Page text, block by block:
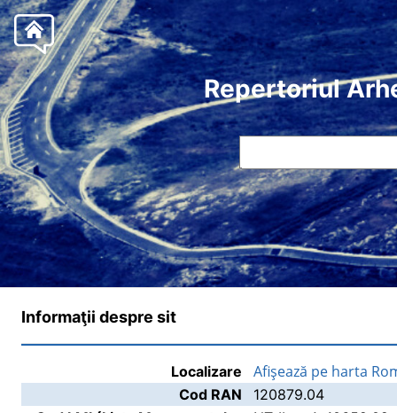
Repertoriul
Informaţii despre sit
Localizare Afişează pe harta
Cod RAN
120879.04